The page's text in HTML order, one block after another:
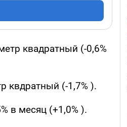
квадратный (-0,6%
квдратный (-1,7% ).
в месяц (+1,0% ).